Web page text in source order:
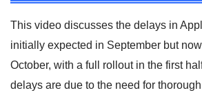
This video discusses the delays in
initially expected in September but
October, with a full rollout in the first
delays are due to the need for